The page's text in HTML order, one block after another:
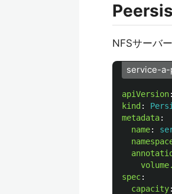
NFSサーバ
service-a-
apiVersion:
kind :
metadata:
name:
spec:
capacity: